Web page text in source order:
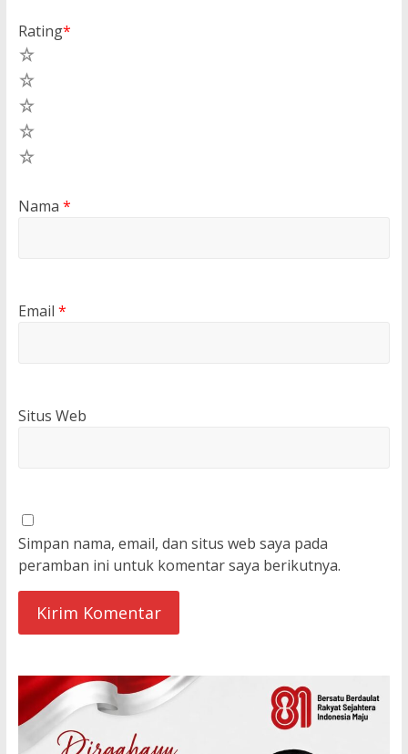
Rating*
Nama *
Email *
Situs Web
Simpan nama, email, dan situs web saya pada
peramban ini untuk komentar saya berikutnya.